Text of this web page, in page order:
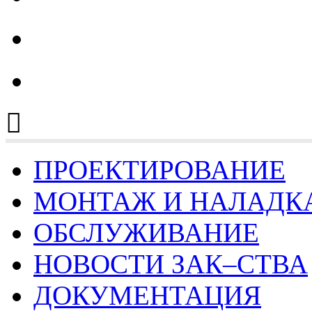
тел.: 8 (4932) 30-41-25
ПРОЕКТИРОВАНИЕ
МОНТАЖ И
ОБСЛУЖИВАНИЕ
НОВОСТИ ЗАК–СТВА
ДОКУМЕНТАЦИЯ